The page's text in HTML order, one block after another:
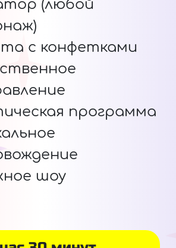
(любой
с конфетками
программа
шоу